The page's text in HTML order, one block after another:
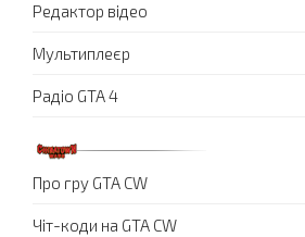
Редактор відео
Мультиплеєр
Радіо GTA 4
Про гру GTA CW
Чіт-коди на GTA CW